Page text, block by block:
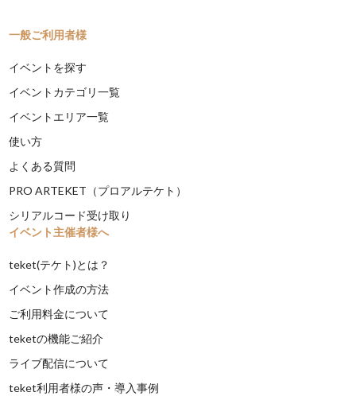
一般ご利用者様
イベントを探す
イベントカテゴリ一覧
イベントエリア一覧
使い方
よくある質問
PRO ARTEKET（プロアルテケト）
シリアルコード受け取り
イベント主催者様へ
teket(テケト)とは？
イベント作成の方法
ご利用料金について
teketの機能ご紹介
ライブ配信について
teket利用者様の声・導入事例